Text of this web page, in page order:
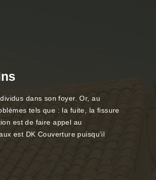
dans son foyer. Or, au
tels que : la fuite, la fissure
est de faire appel au
est DK Couverture puisqu’il